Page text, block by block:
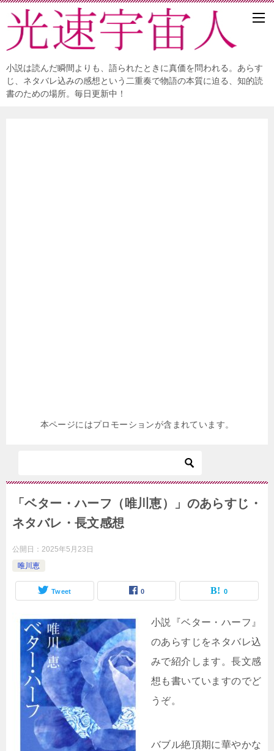
小説は読んだ瞬間よりも、語られたときに真価を問われる。あらす
じ、ネタバレ込みの感想という二重奏で物語の本質に迫る、知的読
書のための場所。毎日更新中！
本ページにはプロモーションが含まれています。
「ベター・ハーフ（唯川恵）」のあらすじ・
ネタバレ・長文感想
公開日： 2025年5月23日
唯川恵
Tweet 0 0
小説『ベター・ハーフ』
のあらすじをネタバレ込
みで紹介します。長文感
想も書いていますのでど
うぞ。
バブル絶頂期に華やかな